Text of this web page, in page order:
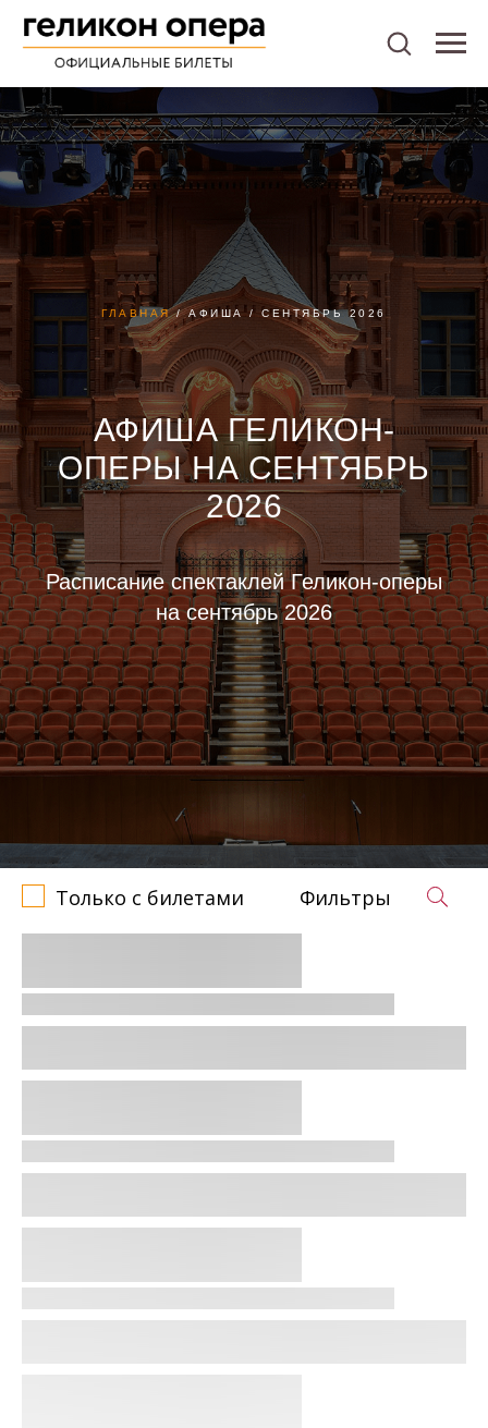
ГЛАВНАЯ/ АФИША / СЕНТЯБРЬ 2026
АФИША ГЕЛИКОН-
ОПЕРЫ НА СЕНТЯБРЬ
2026
Расписание спектаклей Геликон-оперы
на сентябрь 2026
Только с билетами Фильтры